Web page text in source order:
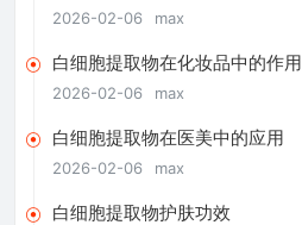
2026-02-06 max
白细胞提取物在化妆品中的作用
2026-02-06 max
白细胞提取物在医美中的应用
2026-02-06 max
白细胞提取物护肤功效